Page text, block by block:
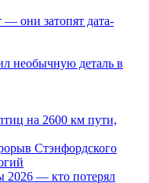
— они затопят дата-
необычную деталь в
на 2600 км пути,
Стэнфордского
2026 — кто потерял